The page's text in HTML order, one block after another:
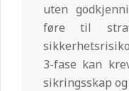
uten
føre til
3-fase kan
sikringsskap